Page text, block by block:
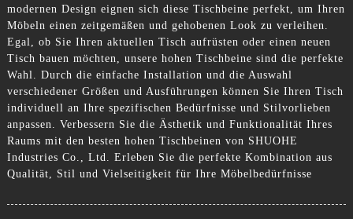
modernen Design eignen sich diese Tischbeine perfekt, um Ihren
Möbeln einen zeitgemäßen und gehobenen Look zu verleihen.
Egal, ob Sie Ihren aktuellen Tisch aufrüsten oder einen neuen
Tisch bauen möchten, unsere hohen Tischbeine sind die perfekte
Wahl. Durch die einfache Installation und die Auswahl
verschiedener Größen und Ausführungen können Sie Ihren Tisch
individuell an Ihre spezifischen Bedürfnisse und Stilvorlieben
anpassen. Verbessern Sie die Ästhetik und Funktionalität Ihres
Raums mit den besten hohen Tischbeinen von SHUOHE
Industries Co., Ltd. Erleben Sie die perfekte Kombination aus
Qualität, Stil und Vielseitigkeit für Ihre Möbelbedürfnisse